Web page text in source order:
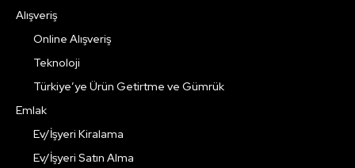
Alışveriş
Online Alışveriş
Teknoloji
Türkiye’ye Ürün Getirtme ve Gümrük
Emlak
Ev/İşyeri Kiralama
Ev/İşyeri Satın Alma